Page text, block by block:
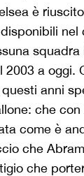
è
nel
squadra
a oggi.
anni
che con
come è
che
che